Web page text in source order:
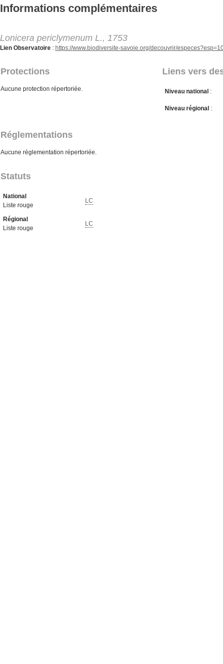
Aller au contenu principal
Informations complémentaires
Lonicera periclymenum L., 1753
Lien Observatoire : https://www.biodiversite-savoie.org/decouvrir/
Protections Liens vers
Aucune protection répertoriée. Niveau national :
Niveau régional :
Réglementations
Aucune réglementation répertoriée.
Statuts
National
Liste rouge
LC
Régional
Liste rouge
LC